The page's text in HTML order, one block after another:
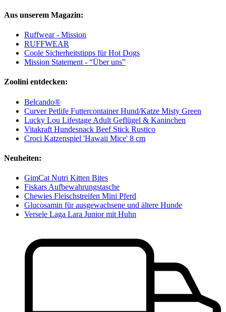
Aus unserem Magazin:
Ruffwear - Mission
RUFFWEAR
Coole Sicherheitstipps für Hot Dogs
Mission Statement - “Über uns”
Zoolini entdecken:
Belcando®
Curver Petlife Futtercontainer Hund/Katze Misty Green
Lucky Lou Lifestage Adult Geflügel & Kaninchen
Vitakraft Hundesnack Beef Stick Rustico
Croci Katzenspiel 'Hawaii Mice' 8 cm
Neuheiten:
GimCat Nutri Kitten Bites
Fiskars Aufbewahrungstasche
Chewies Fleischstreifen Mini Pferd
Glucosamin für ausgewachsene und ältere Hunde
Versele Laga Lara Junior mit Huhn